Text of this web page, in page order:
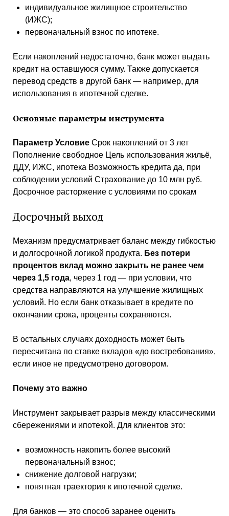
индивидуальное жилищное строительство
(ИЖС);
первоначальный взнос по ипотеке.
Если накоплений недостаточно, банк может выдать
кредит на оставшуюся сумму. Также допускается
перевод средств в другой банк — например, для
использования в ипотечной сделке.
Основные параметры инструмента
Параметр УсловиеСрок накоплений от 3 лет
Пополнение свободное Цель использования жильё,
ДДУ, ИЖС, ипотека Возможность кредита да, при
соблюдении условий Страхование до 10 млн руб.
Досрочное расторжение с условиями по срокам
Досрочный выход
Механизм предусматривает баланс между гибкостью
и долгосрочной логикой продукта. Без потери
процентов вклад можно закрыть не ранее чем
через 1,5 года, через 1 год — при условии, что
средства направляются на улучшение жилищных
условий. Но если банк отказывает в кредите по
окончании срока, проценты сохраняются.
В остальных случаях доходность может быть
пересчитана по ставке вкладов «до востребования»,
если иное не предусмотрено договором.
Почему это важно
Инструмент закрывает разрыв между классическими
сбережениями и ипотекой. Для клиентов это:
возможность накопить более высокий
первоначальный взнос;
снижение долговой нагрузки;
понятная траектория к ипотечной сделке.
Для банков — это способ заранее оценить